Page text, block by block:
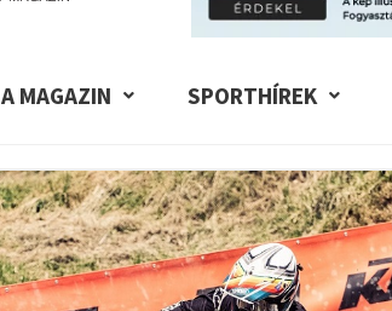
A MAGAZIN SPORTHÍREK